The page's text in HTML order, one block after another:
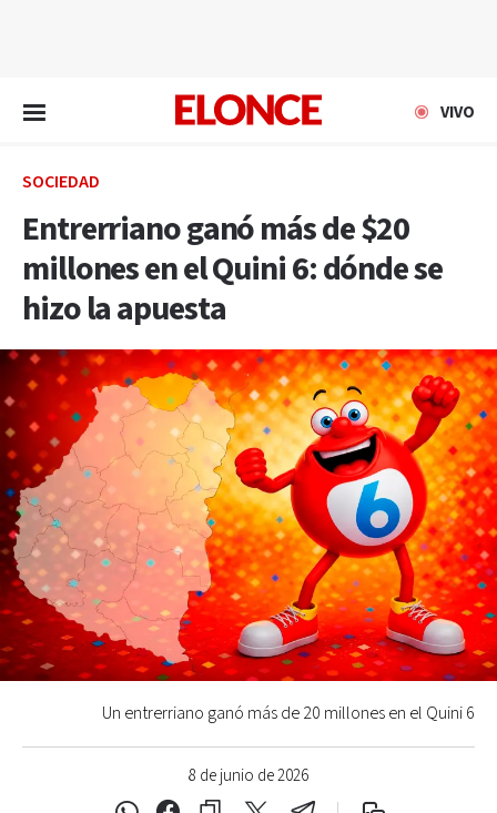
VIVO
SOCIEDAD
Entrerriano ganó más de $20
millones en el Quini 6: dónde se
hizo la apuesta
8 de junio de 2026
Un entrerriano ganó más de 20 millones en el Quini 6